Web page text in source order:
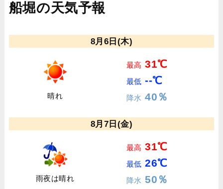
船堀の天気予報
8月6日(木)
晴れ
最高 31℃
最低 --℃
降水 40％
8月7日(金)
雨夜は晴れ
最高 31℃
最低 26℃
降水 50％